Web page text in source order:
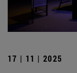
17 | 11 | 2025